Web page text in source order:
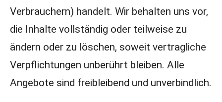
Verbrauchern) handelt. Wir behalten uns vor,
die Inhalte vollständig oder teilweise zu
ändern oder zu löschen, soweit vertragliche
Verpflichtungen unberührt bleiben. Alle
Angebote sind freibleibend und unverbindlich.